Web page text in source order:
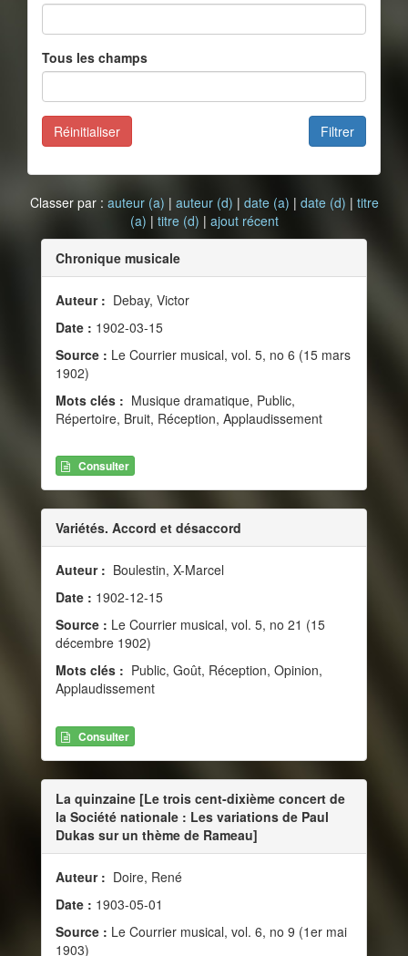
Tous les champs
Filtrer
Réinitialiser
Classer par : auteur (a) | auteur (d) | date (a) | date (d) | titre
(a) | titre (d) | ajout récent
Chronique musicale
Auteur : Debay, Victor
Date : 1902-03-15
Source : Le Courrier musical, vol. 5, no 6 (15 mars
1902)
Mots clés : Musique dramatique, Public,
Répertoire, Bruit, Réception, Applaudissement
Consulter
Variétés. Accord et désaccord
Auteur : Boulestin, X-Marcel
Date : 1902-12-15
Source : Le Courrier musical, vol. 5, no 21 (15
décembre 1902)
Mots clés : Public, Goût, Réception, Opinion,
Applaudissement
Consulter
La quinzaine [Le trois cent-dixième concert de
la Société nationale : Les variations de Paul
Dukas sur un thème de Rameau]
Auteur : Doire, René
Date : 1903-05-01
Source : Le Courrier musical, vol. 6, no 9 (1er mai
1903)